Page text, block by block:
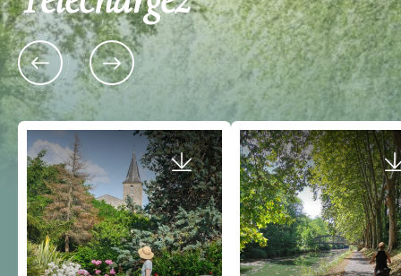
12 Place de la Mairie 33360 LATRESNE
Le marché de la Table du Renard
Bleu
Un marché insolite : Marché dans les jardins du
restaurant La Table du Renard bleu à Latresne
chaque…
Gratuit
12 Place de la Mairie
Le marché de la
Bleu
Un marché insolite : Marché
restaurant La Table du
chaque…
Gratuit